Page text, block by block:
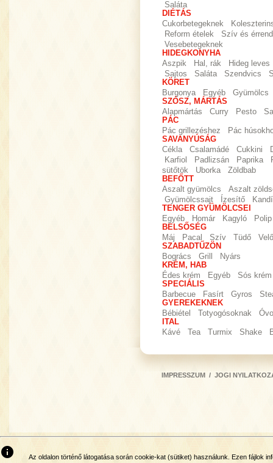
Saláta
DIÉTÁS
Cukorbetegeknek
Reform ételek
Szív és
Vesebetegeknek
HIDEGKONYHA
Aszpik
Hal, rák
Hideg leves
Sajtos
Saláta Szendvics
KÖRET
Burgonya
Egyéb
Gyümölcs
SZÓSZ, MÁRTÁS
Alapmártás
Curry Pesto
PÁC
Pác grillezéshez
Pác
SAVANYÚSÁG
Cékla
Csalamádé Cukkini
Karfiol
Padlizsán Paprika
sütőtök
Uborka
Zöldbab
BEFŐTT
Aszalt gyümölcs
Aszalt
Gyümölcssajt
Ízesítő
TENGER GYÜMÖLCSEI
Egyéb
Homár Kagyló
Polip
BELSŐSÉG
Máj
Pacal Szív Tüdő
Velő
SZABADTŰZÖN
Bogrács
Grill
Nyárs
KRÉM, HAB
Édes krém
Egyéb
Sós krém
SPECIÁLIS
Barbecue
Fasírt Gyros
GYEREKEKNEK
Bébiétel
Totyogósoknak
ITAL
Kávé
Tea Turmix Shake
IMPRESSZUM / JOGI
info
Az oldalon történő látogatása során cookie-kat (sütiket) használunk. Ezen